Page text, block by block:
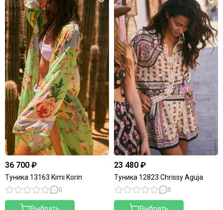
36 700 ₽
Туника 13163 Kimi Korin
0
23 480 ₽
Туника 12823 Chrissy Aguja
0